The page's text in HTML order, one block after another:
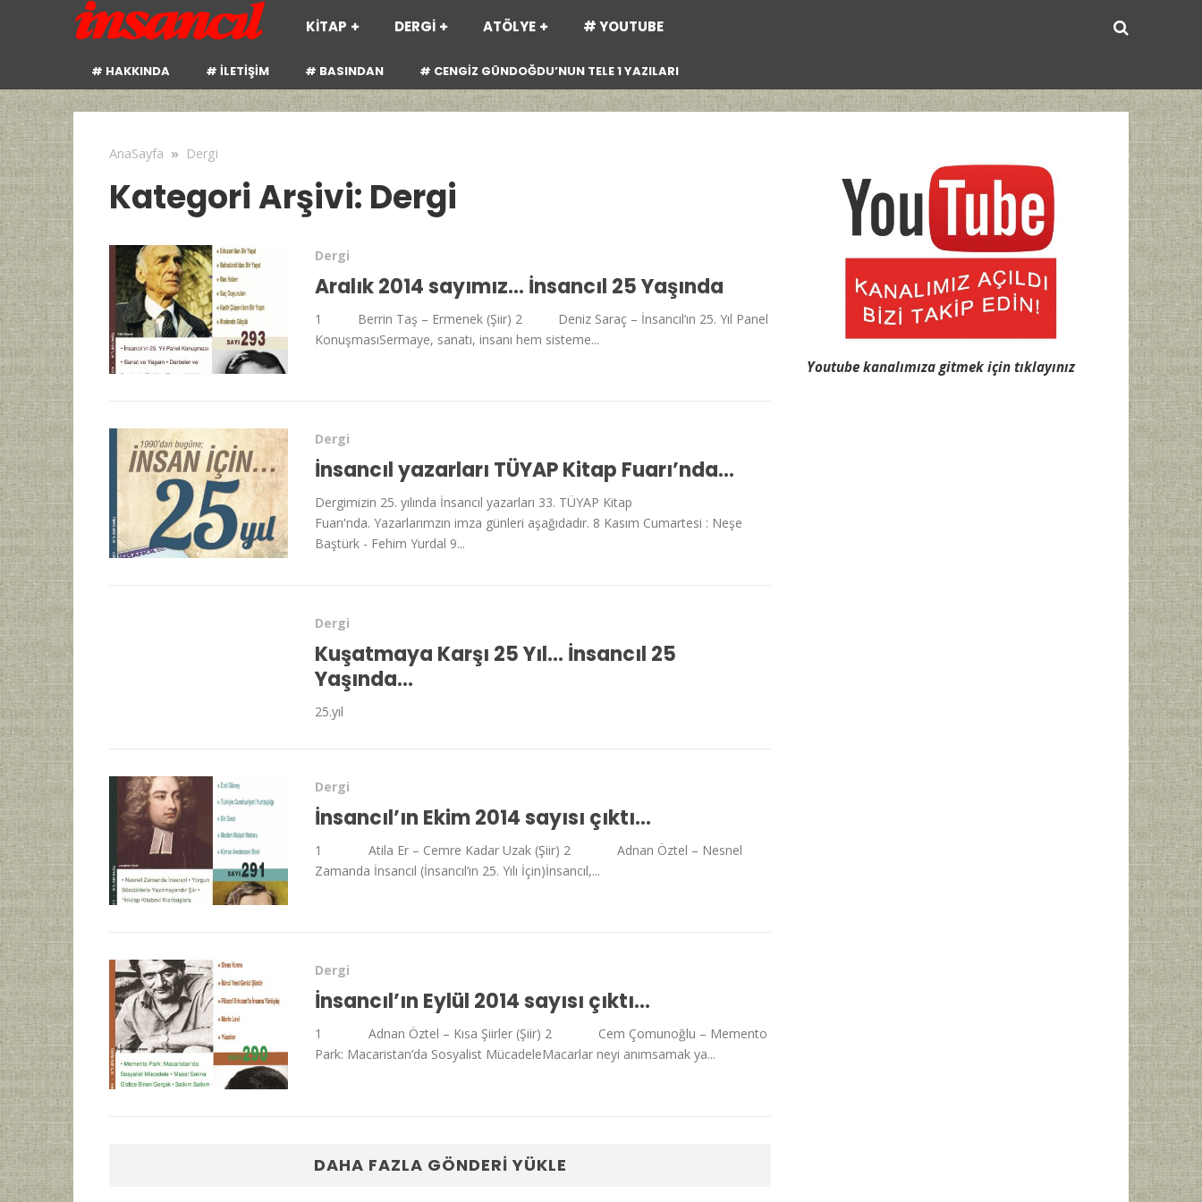
KİTAP DERGİ ATÖLYE # YOUTUBE
# HAKKINDA # İLETİŞİM # BASINDAN # CENGİZ GÜNDOĞDU’NUN TELE 1 YAZILARI
AnaSayfa » Dergi
Kategori Arşivi: Dergi
Dergi
Aralık 2014 sayımız… İnsancıl 25 Yaşında
1 Berrin Taş – Ermenek (Şiir) 2 Deniz Saraç – İnsancıl’ın 25. Yıl Panel
KonuşmasıSermaye, sanatı, insanı hem sisteme...
Dergi
İnsancıl yazarları TÜYAP Kitap Fuarı’nda…
Dergimizin 25. yılında İnsancıl yazarları 33. TÜYAP Kitap
Fuarı'nda. Yazarlarımzın imza günleri aşağıdadır. 8 Kasım Cumartesi : Neşe
Baştürk - Fehim Yurdal 9...
Dergi
Kuşatmaya Karşı 25 Yıl… İnsancıl 25
Yaşında…
25.yıl
Dergi
İnsancıl’ın Ekim 2014 sayısı çıktı…
1 Atila Er – Cemre Kadar Uzak (Şiir) 2 Adnan Öztel – Nesnel
Zamanda İnsancıl (İnsancıl’ın 25. Yılı İçin)İnsancıl,...
Dergi
İnsancıl’ın Eylül 2014 sayısı çıktı…
1 Adnan Öztel – Kısa Şiirler (Şiir) 2 Cem Çomunoğlu – Memento
Park: Macaristan’da Sosyalist MücadeleMacarlar neyi anımsamak ya...
DAHA FAZLA GÖNDERI YÜKLE
Youtube kanalımıza gitmek için tıklayınız